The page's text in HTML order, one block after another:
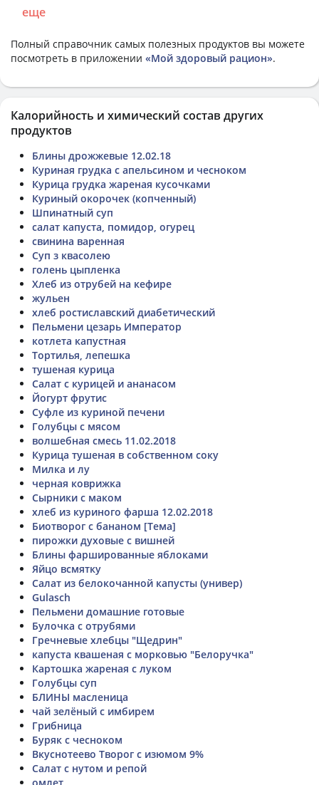
еще
Полный справочник самых полезных продуктов вы можете
посмотреть в приложении «Мой здоровый рацион».
Калорийность и химический состав других
продуктов
Блины дрожжевые 12.02.18
Куриная грудка с апельсином и чесноком
Курица грудка жареная кусочками
Куриный окорочек (копченный)
Шпинатный суп
салат капуста, помидор, огурец
свинина варенная
Суп з квасолею
голень цыпленка
Хлеб из отрубей на кефире
жульен
хлеб ростиславский диабетический
Пельмени цезарь Император
котлета капустная
Тортилья, лепешка
тушеная курица
Салат с курицей и ананасом
Йогурт фрутис
Суфле из куриной печени
Голубцы с мясом
волшебная смесь 11.02.2018
Курица тушеная в собственном соку
Милка и лу
черная коврижка
Сырники с маком
хлеб из куриного фарша 12.02.2018
Биотворог с бананом [Тема]
пирожки духовые с вишней
Блины фаршированные яблоками
Яйцо всмятку
Салат из белокочанной капусты (универ)
Gulasch
Пельмени домашние готовые
Булочка с отрубями
Гречневые хлебцы "Щедрин"
капуста квашеная с морковью "Белоручка"
Картошка жареная с луком
Голубцы суп
БЛИНЫ масленица
чай зелёный с имбирем
Грибница
Буряк с чесноком
Вкуснотеево Творог с изюмом 9%
Салат с нутом и репой